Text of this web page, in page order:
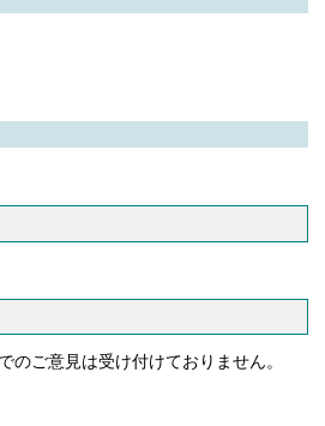
ご意見は受け付けておりません。